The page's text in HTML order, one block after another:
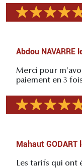
Abdou NAVARRE
Merci pour
paiement en 3
Mahaut GODART
Les tarifs qui ont